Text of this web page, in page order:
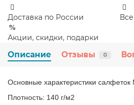
Доставка по России
Акции, скидки, подарки
Описание Отзывы 0
Основные характеристики салфеток
Плотность: 140 г/м2